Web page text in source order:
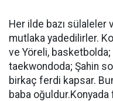
Her ilde bazı sülaleler
mutlaka yadedilirler.
ve Yöreli,
taekwondoda; Şahin
birkaç ferdi kapsar.
baba